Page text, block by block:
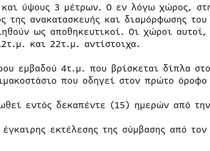
ύψους 3 μέτρων. Ο εν λόγω χώρος,
της ανακατασκευής και διαμόρφωσης
ως αποθηκευτικοί. Οι χώροι αυτοί,
και 22τ.μ. αντίστοιχα.
εμβαδού 4τ.μ. που βρίσκεται δίπλα
που οδηγεί στον πρώτο όροφο
εντός δεκαπέντε (15) ημερών από
εκτέλεσης της σύμβασης από